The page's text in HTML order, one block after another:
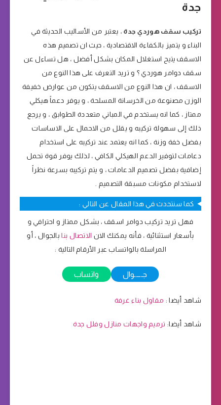
جدة
تركيب سقف هوردي جدة ، يعتبر من الأساليب الحديثة في
البناء و يتميز بالكفاءة الاقتصادية ، حيث ان تصميم هذه
الاسقف يتيح استغلال المكان بشكل أفضل ، هل تساءل عن
سقف دوامر هوردي ؟ و تريد التعرف على هذا النوع من
الاسقف ، ان هذا النوع من الاسقف يتكون من عوارض خفيفة
الوزن مصنوعة من الخرسانة المسلحة ، و يوفر دعماً هيكلي
ممتاز ، كما انه يستخدم في المباني متعددة الطوابق ، و يرجع
ذلك إلى سهولة تركيبه و يقلل من الاحمال على الاساسات
بفضل خفة وزنة ، كما انه يعتمد عند تركيبه على استخدام
دعامات لتوفير الدعم الهيكلي الكافي ، لذلك يوفر قوة تحمل
إضافية بفضل تصميم الدعامات ، و يتم تركيبه بسرعة نظراً
لاستخدام مكونات مسبقة التصميم .
كما سنتحدث في هذا المقال عن التالي :
فهل تريد تركيب دوامر اسقف ، بشكل ممتاز و احترافي و
بأسعار استثنائية ، فأنه يمكنك الان الاتصال بنابالجوال ، أو
المراسلة بالواتساب عبر الأرقام التالية :
جـــــوال واتساب
شاهد أيضا : مقاول بناء غرفة
شاهد أيضا: ترميم واجهات منازل وفلل جدة